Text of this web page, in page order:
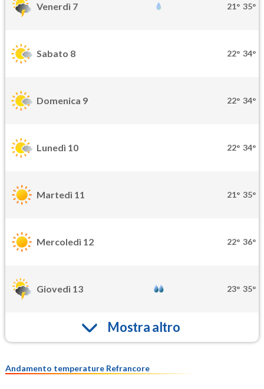
Venerdì 7 21° 35°
Sabato 8 22° 34°
Domenica 9 22° 34°
Lunedì 10 22° 34°
Martedì 11 21° 35°
Mercoledì 12 22° 36°
Giovedì 13 23° 35°
Mostra altro
Andamento temperature Refrancore